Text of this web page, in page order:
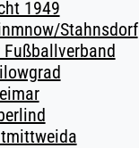
1949
Stahnsdorf